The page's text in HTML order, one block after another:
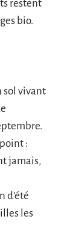
restent
bio.
sol vivant
:
jamais,
d’été
les